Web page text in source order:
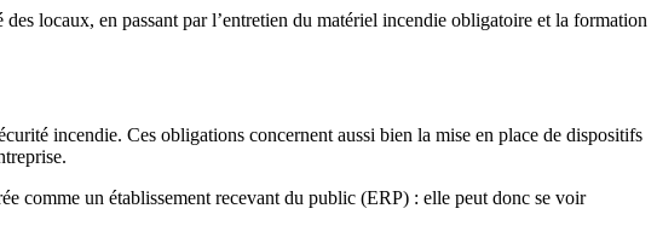
locaux, en passant par l’entretien du matériel incendie obligatoire et la formation
incendie. Ces obligations concernent aussi bien la mise en place de dispositifs
comme un établissement recevant du public (ERP) : elle peut donc se voir